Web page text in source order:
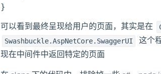
可以看到最终呈现给用户的页面，其实是在
Swashbuckle.AspNetCore.SwaggerUI
这个
现在中间件中返回特定的页面